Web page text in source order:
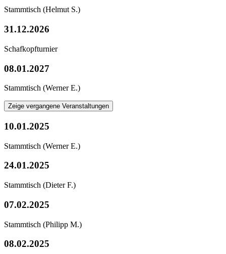
Stammtisch (Helmut S.)
31.12.2026
Schafkopfturnier
08.01.2027
Stammtisch (Werner E.)
Zeige vergangene Veranstaltungen
10.01.2025
Stammtisch (Werner E.)
24.01.2025
Stammtisch (Dieter F.)
07.02.2025
Stammtisch (Philipp M.)
08.02.2025